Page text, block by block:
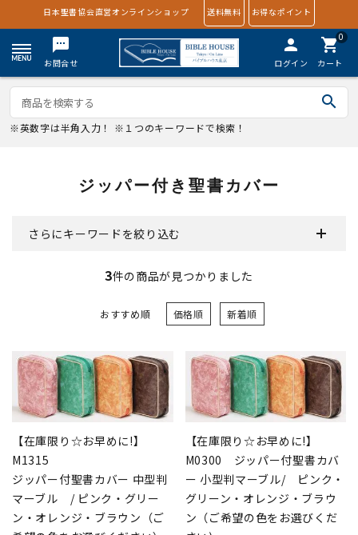
日本聖書協会直営オンラインショップ 送料無料 お得なポイント
textsms
お問合せ
person
ログイン
0
shopping_cart
カート
search
※英数字は半角入力！ ※１つのキーワードで検索！
ジッパー付き聖書カバー
さらにキーワードを絞り込む
3件の商品が見つかりました
おすすめ順 価格順 新着順
【在庫限り☆お早めに!】
M1315
ジッパー付聖書カバー 中型判
マーブル / ピンク・グリー
ン・オレンジ・ブラウン（ご
【在庫限り☆お早めに!】
M0300 ジッパー付聖書カバ
ー 小型判マーブル/ ピンク・
グリーン・オレンジ・ブラウ
ン（ご希望の色をお選びくだ